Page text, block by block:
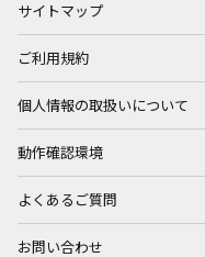
サイトマップ
ご利用規約
個人情報の取扱いについて
動作確認環境
よくあるご質問
お問い合わせ